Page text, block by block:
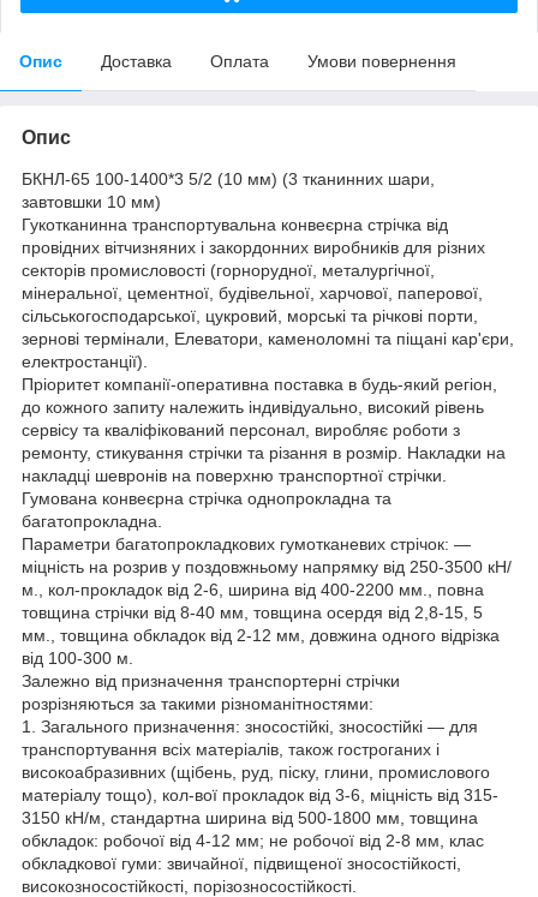
Опис Доставка Оплата Умови повернення
Опис
БКНЛ-65 100-1400*3 5/2 (10 мм) (3 тканинних шари,
завтовшки 10 мм)
Гукотканинна транспортувальна конвеєрна стрічка від
провідних вітчизняних і закордонних виробників для різних
секторів промисловості (горнорудної, металургічної,
мінеральної, цементної, будівельної, харчової, паперової,
сільськогосподарської, цукровий, морські та річкові порти,
зернові термінали, Елеватори, каменоломні та піщані кар'єри,
електростанції).
Пріоритет компанії-оперативна поставка в будь-який регіон,
до кожного запиту належить індивідуально, високий рівень
сервісу та кваліфікований персонал, виробляє роботи з
ремонту, стикування стрічки та різання в розмір. Накладки на
накладці шевронів на поверхню транспортної стрічки.
Гумована конвеєрна стрічка однопрокладна та
багатопрокладна.
Параметри багатопрокладкових гумотканевих стрічок: —
міцність на розрив у поздовжньому напрямку від 250-3500 кН/
м., кол-прокладок від 2-6, ширина від 400-2200 мм., повна
товщина стрічки від 8-40 мм, товщина осердя від 2,8-15, 5
мм., товщина обкладок від 2-12 мм, довжина одного відрізка
від 100-300 м.
Залежно від призначення транспортерні стрічки
розрізняються за такими різноманітностями:
1. Загального призначення: зносостійкі, зносостійкі — для
транспортування всіх матеріалів, також гостроганих і
високоабразивних (щібень, руд, піску, глини, промислового
матеріалу тощо), кол-вої прокладок від 3-6, міцність від 315-
3150 кН/м, стандартна ширина від 500-1800 мм, товщина
обкладок: робочої від 4-12 мм; не робочої від 2-8 мм, клас
обкладкової гуми: звичайної, підвищеної зносостійкості,
високозносостійкості, порізозносостійкості.